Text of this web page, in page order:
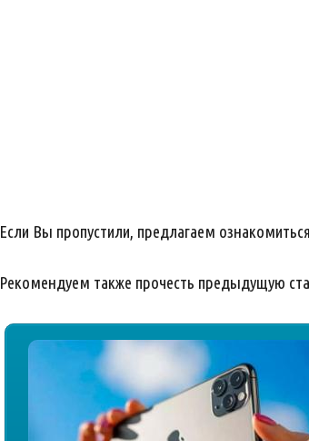
Если Вы пропустили, предлагаем
Рекомендуем также прочесть предыдущую